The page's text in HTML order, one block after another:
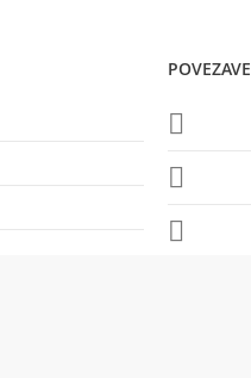
POVEZAVE